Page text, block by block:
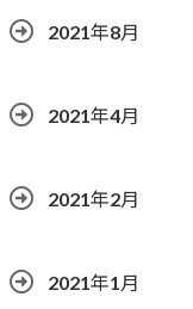
2021年8月
2021年4月
2021年2月
2021年1月